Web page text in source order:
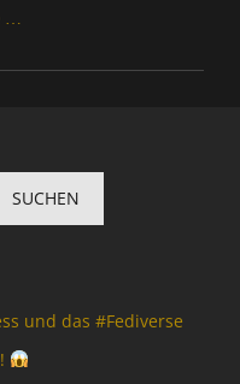
…
SUCHEN
und das #Fediverse